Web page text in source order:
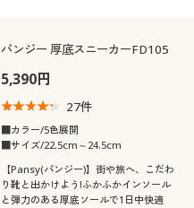
パンジー 厚底スニーカーFD105
5,390円
27件
■カラー/5色展開
■サイズ/22.5cm～24.5cm
【Pansy(パンジー)】街や旅へ、こだわ
り靴と出かけよう!ふかふかインソール
と弾力のある厚底ソールで1日中快適